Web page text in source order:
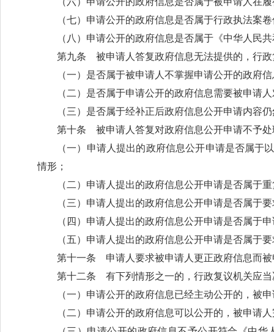
（七）申请公开的政府信息是否属于行政执法案
（八）申请公开的政府信息是否属于《中华人民
第九条 被申请人答复政府信息无法提供的，行
（一）是否属于被申请人不掌握申请公开的政府
（二）是否属于申请公开的政府信息需要被申请
（三）是否属于经补正后政府信息公开申请内容
第十条 被申请人答复对政府信息公开申请不予
（一）申请人提出的政府信息公开申请是否属
情形；
（二）申请人提出的政府信息公开申请是否属于
（三）申请人提出的政府信息公开申请是否属于
（四）申请人提出的政府信息公开申请是否属于
（五）申请人提出的政府信息公开申请是否属于
第十一条 申请人要求被申请人更正政府信息而
第十二条 有下列情形之一的，行政复议机关应
（一）申请公开的政府信息已经主动公开的，被
（二）申请公开的政府信息可以公开的，被申请